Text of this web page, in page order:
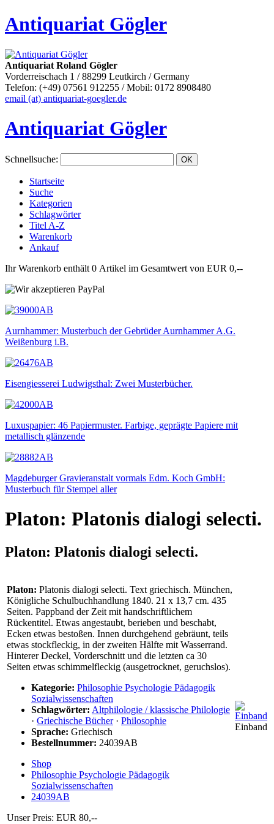
Antiquariat Gögler
Antiquariat Roland Gögler
Vorderreischach 1 / 88299 Leutkirch / Germany
Telefon: (+49) 07561 912255 / Mobil: 0172 8908480
email (at) antiquariat-goegler.de
Antiquariat Gögler
Schnellsuche:
Startseite
Suche
Kategorien
Schlagwörter
Titel A-Z
Warenkorb
Ankauf
Ihr Warenkorb enthält 0 Artikel im Gesamtwert von EUR 0,--
Aurnhammer: Musterbuch der Gebrüder Aurnhammer A.G.
Weißenburg i.B.
Eisengiesserei Ludwigsthal: Zwei Musterbücher.
Luxuspapier: 46 Papiermuster. Farbige, geprägte Papiere mit
metallisch glänzende
Magdeburger Gravieranstalt vormals Edm. Koch GmbH:
Musterbuch für Stempel aller
Platon: Platonis dialogi selecti.
Platon: Platonis dialogi selecti.
Platon: Platonis dialogi selecti. Text griechisch. München,
Königliche Schulbuchhandlung 1840. 21 x 13,7 cm. 435
Seiten. Pappband der Zeit mit handschriftlichem
Rückentitel. Etwas angestaubt, berieben und beschabt,
Ecken etwas bestoßen. Innen durchgehend gebräunt, teils
etwas stockfleckig, in der zweiten Hälfte mit Wasserrand.
Hinterer Deckel, Vorderschnitt und die letzten ca 30
Seiten etwas schimmelfleckig (ausgetrocknet, geruchslos).
Kategorie: Philosophie Psychologie Pädagogik
Sozialwissenschaften
Schlagwörter: Altphilologie / klassische Philologie
· Griechische Bücher· Philosophie
Sprache: Griechisch
Bestellnummer: 24039AB
Shop
Philosophie Psychologie Pädagogik
Sozialwissenschaften
24039AB
Unser Preis: EUR 80,--
Einband